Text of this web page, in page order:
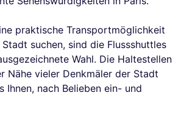
praktische Transportmöglichkeit
suchen, sind die Flussshuttles
Wahl. Die Haltestellen
Nähe vieler Denkmäler der Stadt
Ihnen, nach Belieben ein- und